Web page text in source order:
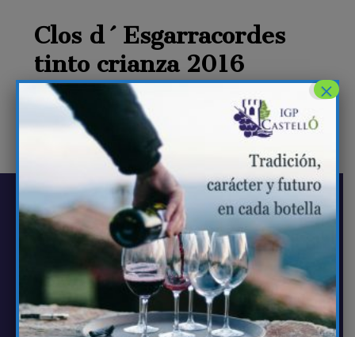
Clos d´Esgarracordes
tinto crianza 2016
NAVEGACIÓN
La IGP
Vinos de Castellón
Bodegas de Castellón
×